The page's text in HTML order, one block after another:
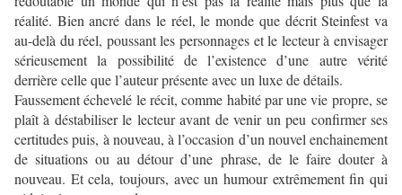
réalité. Bien ancré dans le réel, le monde que décrit Steinfest va
au-delà du réel, poussant les personnages et le lecteur à envisager
sérieusement la possibilité de l’existence d’une autre vérité
derrière celle que l’auteur présente avec un luxe de détails.
Faussement échevelé le récit, comme habité par une vie propre, se
plaît à déstabiliser le lecteur avant de venir un peu confirmer ses
certitudes puis, à nouveau, à l’occasion d’un nouvel enchainement
de situations ou au détour d’une phrase, de le faire douter à
nouveau. Et cela, toujours, avec un humour extrêmement fin qui